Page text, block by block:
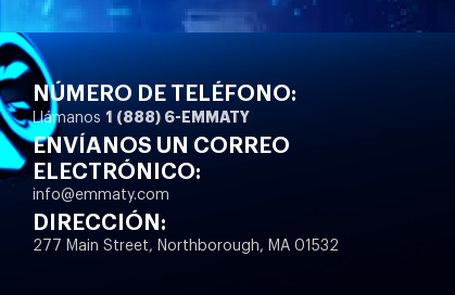
NÚMERO DE TELÉFONO:
Llámanos 1 (888) 6-EMMATY
ENVÍANOS UN CORREO
ELECTRÓNICO:
info@emmaty.com
DIRECCIÓN:
277 Main Street, Northborough, MA 01532